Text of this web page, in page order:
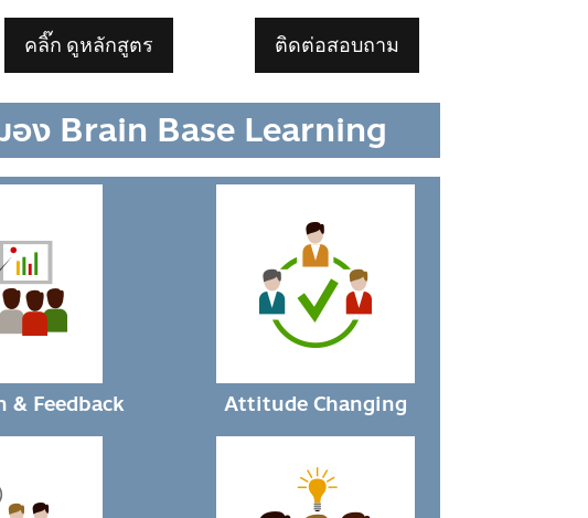
คลิ๊ก ดูหลักสูตร ติดต่อสอบถาม
อง Brain Base Learning
& Feedback Attitude Changing